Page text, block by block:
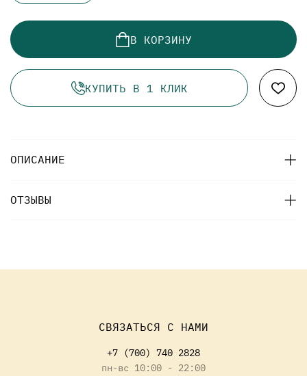
В КОРЗИНУ
КУПИТЬ В 1 КЛИК
ОПИСАНИЕ
ОТЗЫВЫ
СВЯЗАТЬСЯ С НАМИ
+7 (700) 740 2828
пн-вс 10:00 - 22:00